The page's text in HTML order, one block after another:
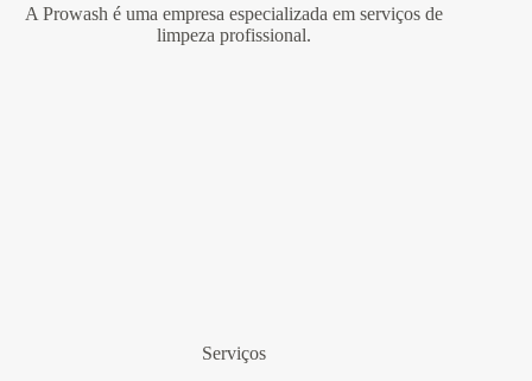
A Prowash é uma empresa especializada em serviços de
limpeza profissional.
Serviços